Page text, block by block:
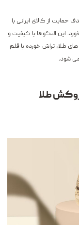
هدف حمایت از کالای ایرانی با
خورد. این النگوها با کیفیت و
طلا، تراش خورده با قلم
می شود.
طلا